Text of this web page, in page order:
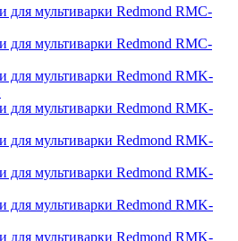
для мультиварки Redmond RMC-
для мультиварки Redmond RMC-
для мультиварки Redmond RMK-
для мультиварки Redmond RMK-
для мультиварки Redmond RMK-
для мультиварки Redmond RMK-
для мультиварки Redmond RMK-
для мультиварки Redmond RMK-